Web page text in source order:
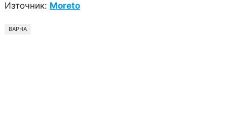
Източник: Moreto
ВАРНА